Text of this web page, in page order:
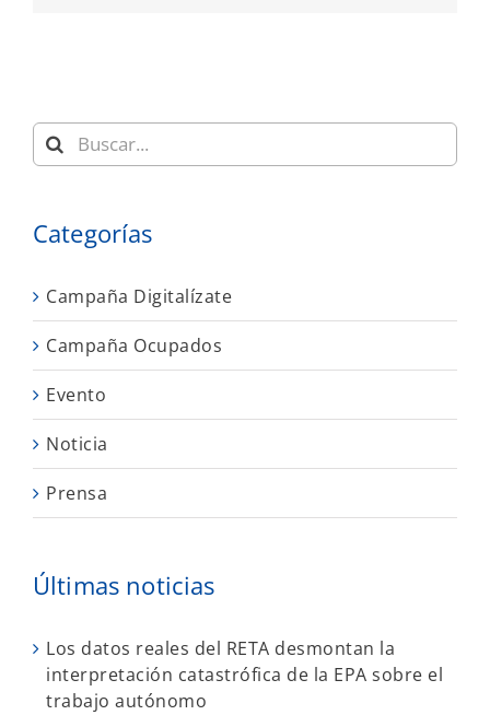
Buscar:
Categorías
Campaña Digitalízate
Campaña Ocupados
Evento
Noticia
Prensa
Últimas noticias
Los datos reales del RETA desmontan la
interpretación catastrófica de la EPA sobre el
trabajo autónomo